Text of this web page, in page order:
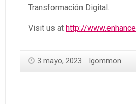
Transformación Digital.
Visit us at http://
3 mayo, 2023 lgommon